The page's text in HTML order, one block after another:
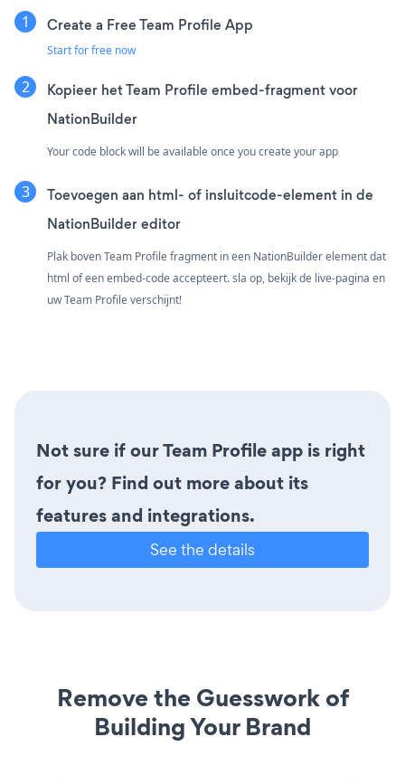
Create a Free Team Profile App
Start for free now
Kopieer het Team Profile embed-fragment voor
NationBuilder
Your code block will be available once you create your app
Toevoegen aan html- of insluitcode-element in de
NationBuilder editor
Plak boven Team Profile fragment in een NationBuilder element dat
html of een embed-code accepteert. sla op, bekijk de live-pagina en
uw Team Profile verschijnt!
Not sure if our Team Profile app is right
for you? Find out more about its
features and integrations.
See the details
Remove the Guesswork of
Building Your Brand